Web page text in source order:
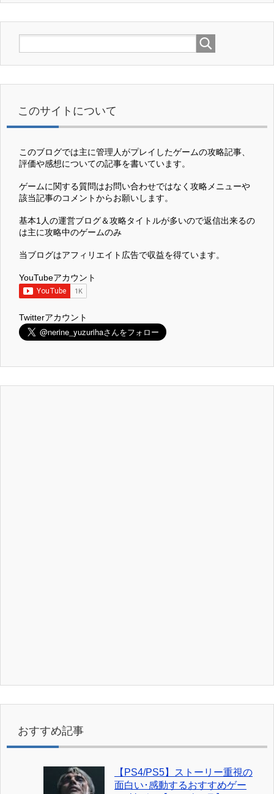
このサイトについて
このブログでは主に管理人がプレイしたゲームの攻略記事、
評価や感想についての記事を書いています。
ゲームに関する質問はお問い合わせではなく攻略メニューや
該当記事のコメントからお願いします。
基本1人の運営ブログ＆攻略タイトルが多いので返信出来るの
は主に攻略中のゲームのみ
当ブログはアフィリエイト広告で収益を得ています。
YouTubeアカウント
Twitterアカウント
おすすめ記事
【PS4/PS5】ストーリー重視の
面白い･感動するおすすめゲー